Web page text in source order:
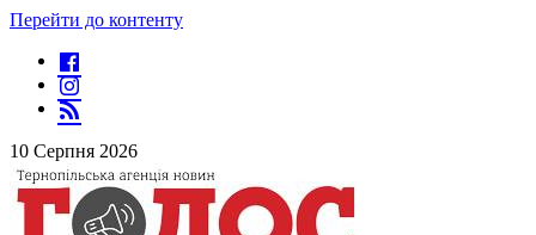
Перейти до контенту
10 Серпня 2026